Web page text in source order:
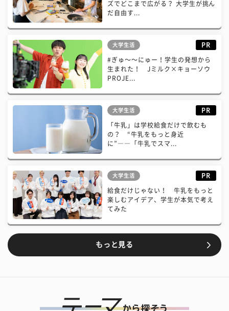
ズでどこまで広がる？ 大学生が挑ん
だ自由す...
大学生活 PR
#ぎゅ〜〜にゅー！学生の発想から
生まれた！ Jミルク×キョーソウ
PROJE...
大学生活 PR
「牛乳」は学校給食だけで飲むも
の？ “牛乳をもっと身近
に”――「牛乳でスマ...
大学生活 PR
給食だけじゃない！ 牛乳をもっと
楽しむアイデア、学生が本気で考え
てみた
もっと見る